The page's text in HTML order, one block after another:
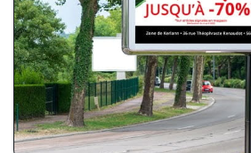
SADEL
Affichage publicitaire pour le